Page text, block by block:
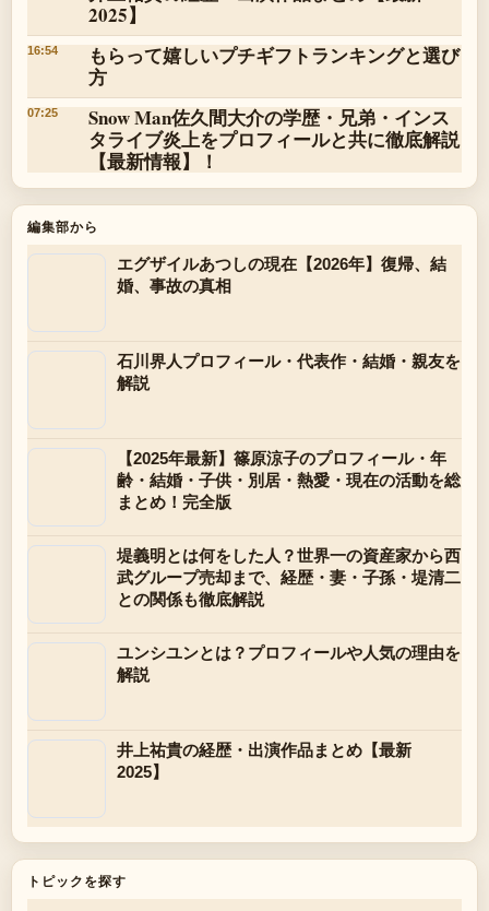
2025】
16:54
もらって嬉しいプチギフトランキングと選び
方
07:25
Snow Man佐久間大介の学歴・兄弟・インス
タライブ炎上をプロフィールと共に徹底解説
【最新情報】！
編集部から
エグザイルあつしの現在【2026年】復帰、結
婚、事故の真相
石川界人プロフィール・代表作・結婚・親友を
解説
【2025年最新】篠原涼子のプロフィール・年
齢・結婚・子供・別居・熱愛・現在の活動を総
まとめ！完全版
堤義明とは何をした人？世界一の資産家から西
武グループ売却まで、経歴・妻・子孫・堤清二
との関係も徹底解説
ユンシユンとは？プロフィールや人気の理由を
解説
井上祐貴の経歴・出演作品まとめ【最新
2025】
トピックを探す